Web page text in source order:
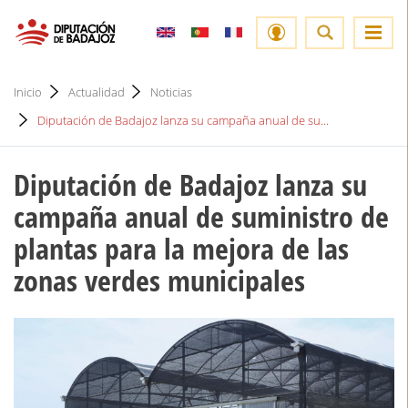
Inicio Actualidad
Noticias
Diputación de Badajoz lanza su campaña anual de su...
Diputación de Badajoz lanza su
campaña anual de suministro de
plantas para la mejora de las
zonas verdes municipales